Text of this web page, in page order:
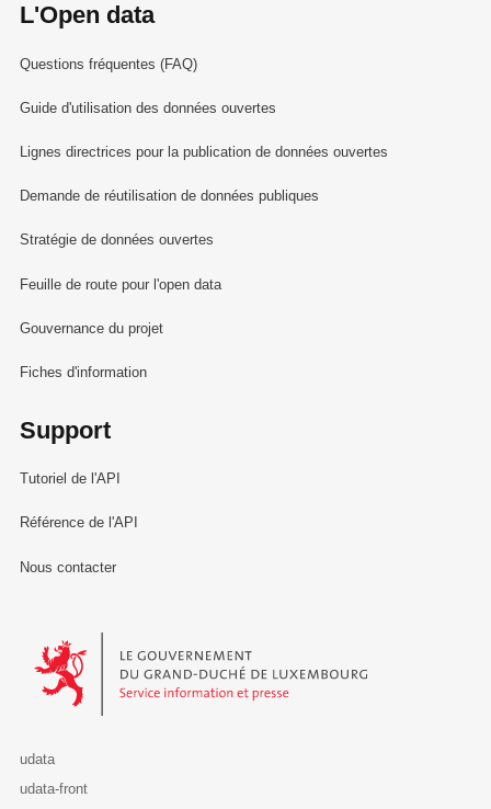
L'Open data
Questions fréquentes (FAQ)
Guide d'utilisation des données ouvertes
Lignes directrices pour la publication de données ouvertes
Demande de réutilisation de données publiques
Stratégie de données ouvertes
Feuille de route pour l'open data
Gouvernance du projet
Fiches d'information
Support
Tutoriel de l'API
Référence de l'API
Nous contacter
Le Gouvernement du Grand-Duché de Luxembourg - Service
udata
udata-front